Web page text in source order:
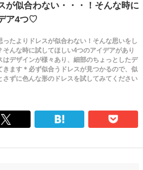
が似合わない・・・！そんな時に
ア4つ♡
ったよりドレスが似合わない！そんな思いをし
んな時に試してほしい4つのアイデアがあり
デザインが様々あり、細部のちょっとしたデ
きます＊必ず似合うドレスが見つかるので、似
さずに色んな形のドレスを試してみてください